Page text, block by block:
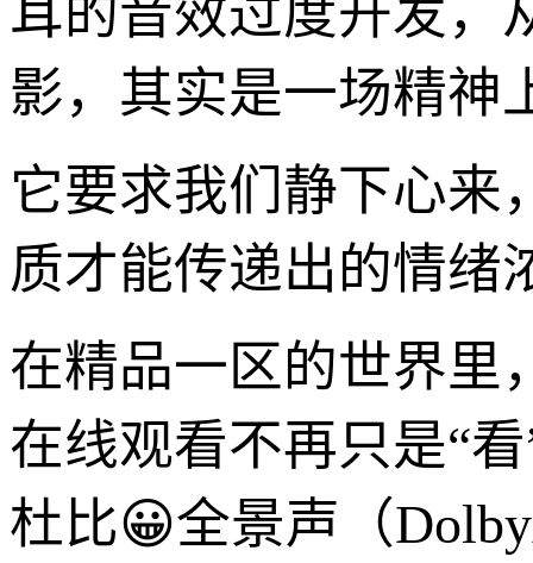
耳的音效过度开发，
影，其实是一场精神
它要求我们静下心来
质才能传递出的情绪
在精品一区的世界里
在线观看不再只是“
杜比😀全景声（